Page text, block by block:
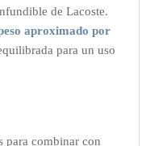
de Lacoste.
aproximado por
para un uso
para combinar con